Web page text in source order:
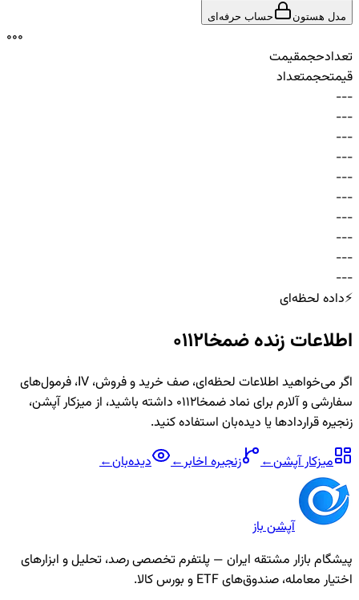
مدل هستون حساب حرفه‌ای
000
تعدادحجمقیمت
قیمتحجمتعداد
-
-
-
-
-
-
-
-
-
-
-
-
-
-
-
-
-
-
-
-
-
-
-
-
-
-
-
-
-
-
⚡داده لحظه‌ای
اطلاعات زندهضمخا0112
اگر می‌خواهید اطلاعات لحظه‌ای، صف خرید و فروش، IV، فرمول‌های
سفارشی و آلارم برای نمادضمخا0112
داشته باشید، از میزکار آپشن،
زنجیره قراردادها یا دیده‌بان استفاده کنید.
میزکار آپشن← زنجیرهاخابر← دیده‌بان←
آپشن باز
پیشگام بازار مشتقه ایران — پلتفرم تخصصی رصد، تحلیل و ابزارهای
اختیار معامله، صندوق‌های ETF و بورس کالا.